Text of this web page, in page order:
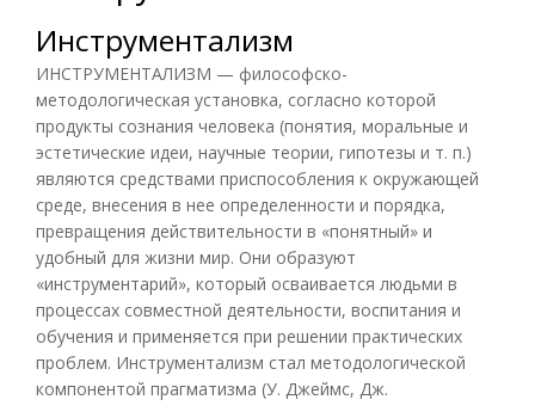
Инструментализм
ИНСТРУМЕНТАЛИЗМ — философско-
методологическая установка, согласно которой
продукты сознания человека (понятия, моральные и
эстетические идеи, научные теории, гипотезы и т. п.)
являются средствами приспособления к окружающей
среде, внесения в нее определенности и порядка,
превращения действительности в «понятный» и
удобный для жизни мир. Они образуют
«инструментарий», который осваивается людьми в
процессах совместной деятельности, воспитания и
обучения и применяется при решении практических
проблем. Инструментализм стал методологической
компонентой прагматизма (У. Джеймс, Дж.